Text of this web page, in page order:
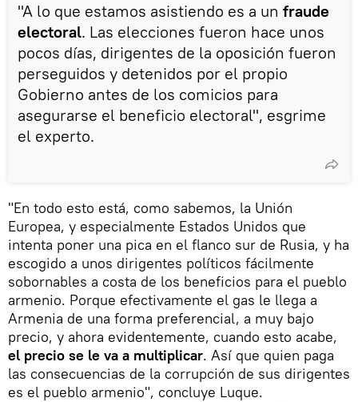
"A lo que estamos asistiendo es a un fraude
electoral. Las elecciones fueron hace unos
pocos días, dirigentes de la oposición fueron
perseguidos y detenidos por el propio
Gobierno antes de los comicios para
asegurarse el beneficio electoral", esgrime
el experto.
"En todo esto está, como sabemos, la Unión
Europea, y especialmente Estados Unidos que
intenta poner una pica en el flanco sur de Rusia, y ha
escogido a unos dirigentes políticos fácilmente
sobornables a costa de los beneficios para el pueblo
armenio. Porque efectivamente el gas le llega a
Armenia de una forma preferencial, a muy bajo
precio, y ahora evidentemente, cuando esto acabe,
el precio se le va a multiplicar. Así que quien paga
las consecuencias de la corrupción de sus dirigentes
es el pueblo armenio", concluye Luque.